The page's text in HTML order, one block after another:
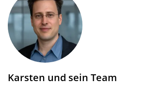
Karsten und sein Team